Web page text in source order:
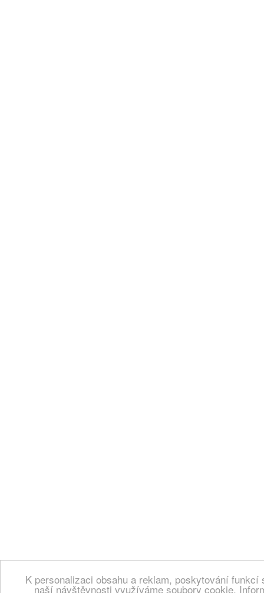
K personalizaci obsahu a reklam, poskytování
naší návštěvnosti využíváme soubory cookie.